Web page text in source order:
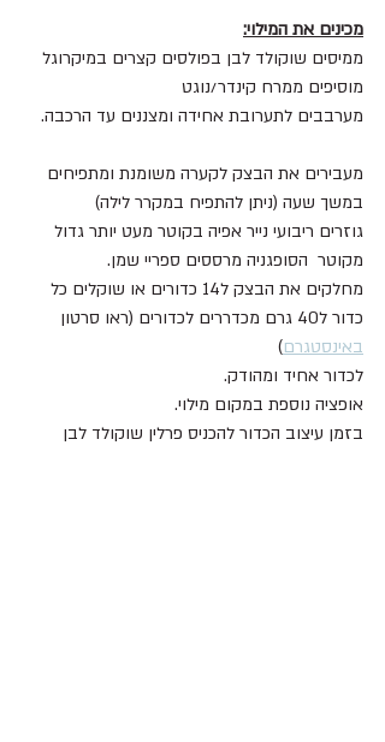
מכינים את המילוי:
ממיסים שוקולד לבן בפולסים קצרים במיקרוגל
מוסיפים ממרח קינדר/נוגט
מערבבים לתערובת אחידה ומצננים עד הרכבה.
מעבירים את הבצק לקערה משומנת ומתפיחים
במשך שעה (ניתן להתפיח במקרר לילה)
גוזרים ריבועי נייר אפיה בקוטר מעט יותר גדול
מקוטר  הסופגניה מרססים ספריי שמן.
מחלקים את הבצק ל14 כדורים או שוקלים כל
כדור ל40 גרם מכדררים לכדורים (ראו סרטון
באינסטגרם)
לכדור אחיד ומהודק.
אופציה נוספת במקום מילוי.
בזמן עיצוב הכדור להכניס פרלין שוקולד לבן